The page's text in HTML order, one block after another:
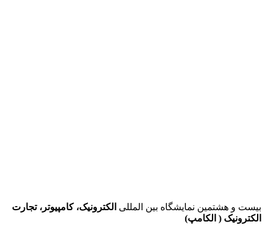
بیست و هشتمین نمایشگاه بین المللی الکترونیک، کامپیوتر، تجارت
الکترونیک ( الکامپ)